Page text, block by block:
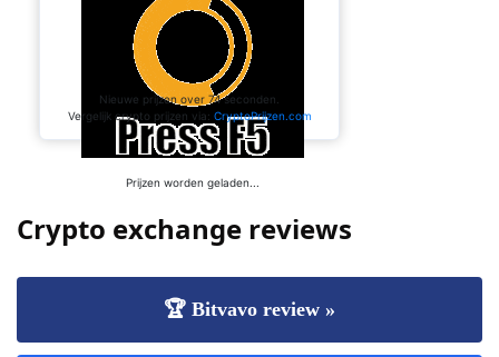
Crypto exchange reviews
🏆 Bitvavo review »